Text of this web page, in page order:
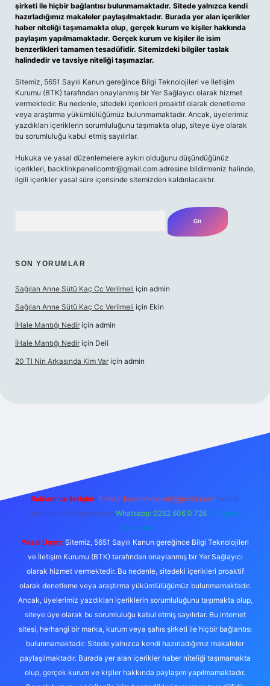
şirketi ile hiçbir bağlantısı bulunmamaktadır. Sitede yalnızca kendi
hazırladığımız makaleler paylaşılmaktadır. Burada yer alan içerikler
haber niteliği taşımamakta olup, gerçek kurum ve kişiler hakkında
paylaşım yapılmamaktadır. Gerçek kurum ve kişiler ile isim
benzerlikleri tamamen tesadüfidir. Sitemizdeki bilgiler taslak
halindedir ve tavsiye niteliği taşımazlar.
Sitemiz, 5651 Sayılı Kanun gereğince Bilgi Teknolojileri ve İletişim
Kurumu (BTK) tarafından onaylanmış bir Yer Sağlayıcı olarak hizmet
vermektedir. Bu nedenle, sitedeki içerikleri proaktif olarak denetleme
veya araştırma yükümlülüğümüz bulunmamaktadır. Ancak, üyelerimiz
yazdıkları içeriklerin sorumluluğunu taşımakta olup, siteye üye olarak
bu sorumluluğu kabul etmiş sayılırlar.
Hukuka ve yasal düzenlemelere aykırı olduğunu düşündüğünüz
içerikleri, backlinkpanelicomtr@gmail.com adresine bildirmeniz halinde,
ilgili içerikler yasal süre içerisinde sitemizden kaldırılacaktır.
SON YORUMLAR
Sağılan Anne Sütü Kaç Cc Verilmeli için admin
Sağılan Anne Sütü Kaç Cc Verilmeli için Ekin
İHale Mantığı Nedir için admin
İHale Mantığı Nedir için Deli
20 Tl Nin Arkasında Kim Var için admin
Reklam ve İletişim: E-mail: backlinkpaneli@gmail.com Teams:
forumhizmeti@gmail.com Whatsapp: 0262 606 0 726 Telegram:
@karabul
Yasal Uyarı: Sitemiz, 5651 Sayılı Kanun gereğince Bilgi Teknolojileri
ve İletişim Kurumu (BTK) tarafından onaylanmış bir Yer Sağlayıcı
olarak hizmet vermektedir. Bu nedenle, sitedeki içerikleri proaktif
olarak denetleme veya araştırma yükümlülüğümüz bulunmamaktadır.
Ancak, üyelerimiz yazdıkları içeriklerin sorumluluğunu taşımakta olup,
siteye üye olarak bu sorumluluğu kabul etmiş sayılırlar. Bu internet
sitesi, herhangi bir marka, kurum veya şahıs şirketi ile hiçbir bağlantısı
bulunmamaktadır. Sitede yalnızca kendi hazırladığımız makaleler
paylaşılmaktadır. Burada yer alan içerikler haber niteliği taşımamakta
olup, gerçek kurum ve kişiler hakkında paylaşım yapılmamaktadır.